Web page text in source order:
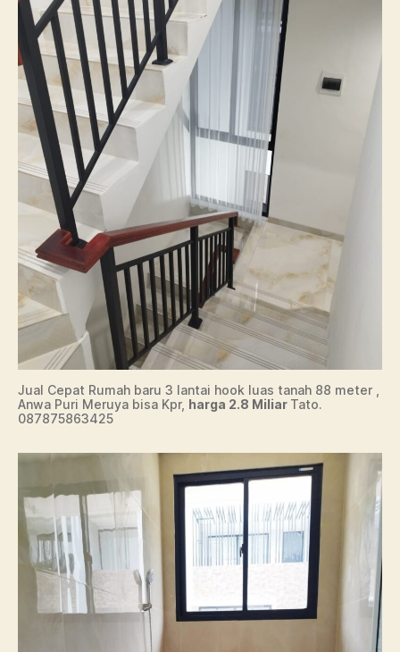
Jual Cepat Rumah baru 3 lantai hook luas tanah 88 meter ,
Anwa Puri Meruya bisa Kpr, harga 2.8 Miliar Tato.
087875863425